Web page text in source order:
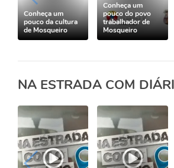
Conheça um
pouco da cultura
de Mosqueiro
Conheça um
pouco do povo
trabalhador de
Mosqueiro
NA ESTRADA COM